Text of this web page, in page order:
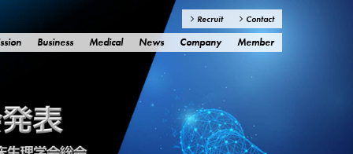
Business Medical News Company Member
Recruit Contact